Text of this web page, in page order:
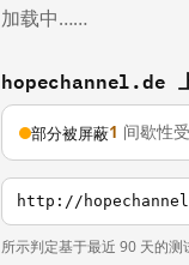
加载中……
hopechannel.de 上
部分被屏蔽1 间歇性
http://
所示判定基于最近 90 天的测